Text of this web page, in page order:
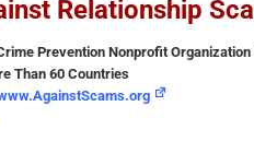
Relationship
Prevention Nonprofit
Than 60 Countries